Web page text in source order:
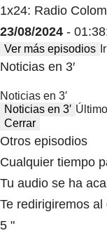
1x24: Radio
23/08/2024 -
Ver más episodios
Noticias en 3′
Noticias en 3′
Noticias en 3′
Cerrar
Otros episodios
Cualquier tiempo
Tu audio se ha
Te redirigiremos al
5 "